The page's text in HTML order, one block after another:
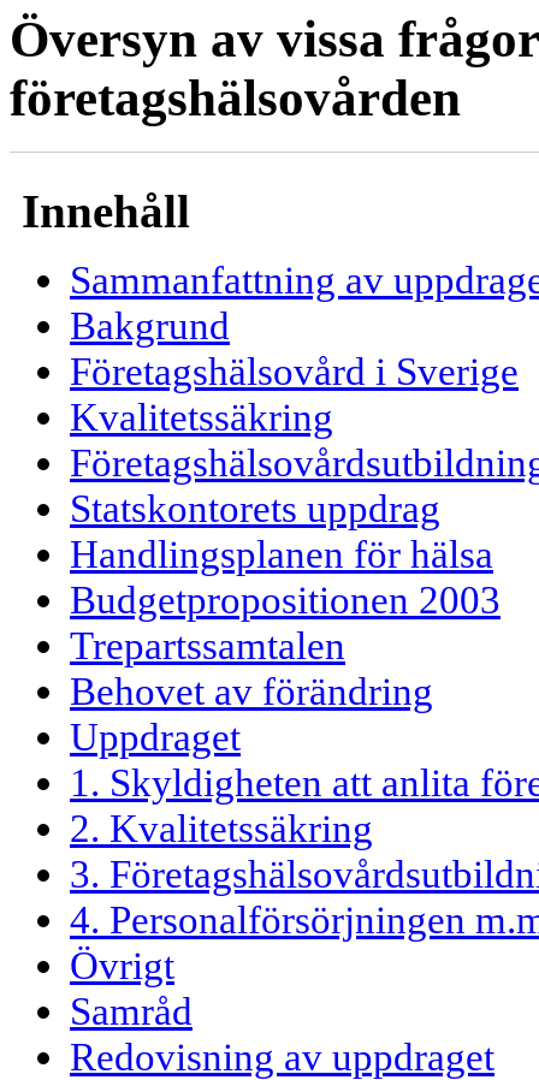
Översyn av vissa
företagshälsovården
Innehåll
Sammanfattning av
Bakgrund
Företagshälsovård i Sverige
Kvalitetssäkring
Statskontorets uppdrag
Handlingsplanen för hälsa
Budgetpropositionen 2003
Trepartssamtalen
Behovet av förändring
Uppdraget
1. Skyldigheten att anlita
2. Kvalitetssäkring
3.
4. Personalförsörjningen
Övrigt
Samråd
Redovisning av uppdraget